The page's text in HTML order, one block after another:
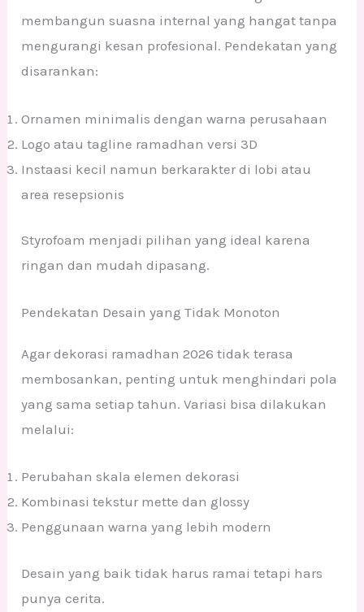
membangun suasna internal yang hangat tanpa
mengurangi kesan profesional. Pendekatan yang
disarankan:
Ornamen minimalis dengan warna perusahaan
Logo atau tagline ramadhan versi 3D
Instaasi kecil namun berkarakter di lobi atau
area resepsionis
Styrofoam menjadi pilihan yang ideal karena
ringan dan mudah dipasang.
Pendekatan Desain yang Tidak Monoton
Agar dekorasi ramadhan 2026 tidak terasa
membosankan, penting untuk menghindari pola
yang sama setiap tahun. Variasi bisa dilakukan
melalui:
Perubahan skala elemen dekorasi
Kombinasi tekstur mette dan glossy
Penggunaan warna yang lebih modern
Desain yang baik tidak harus ramai tetapi hars
punya cerita.